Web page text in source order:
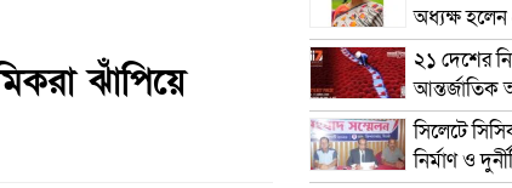
ঝাঁপিয়ে
অধ্যক্ষ
২১ দেশের
আন্তর্জাতিক
সিলেটে
নির্মাণ ও